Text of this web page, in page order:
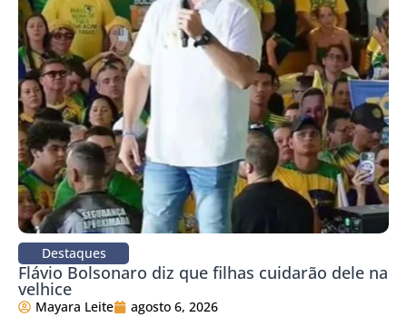
Destaques
Flávio Bolsonaro diz que filhas cuidarão dele na
velhice
Mayara Leite agosto 6, 2026